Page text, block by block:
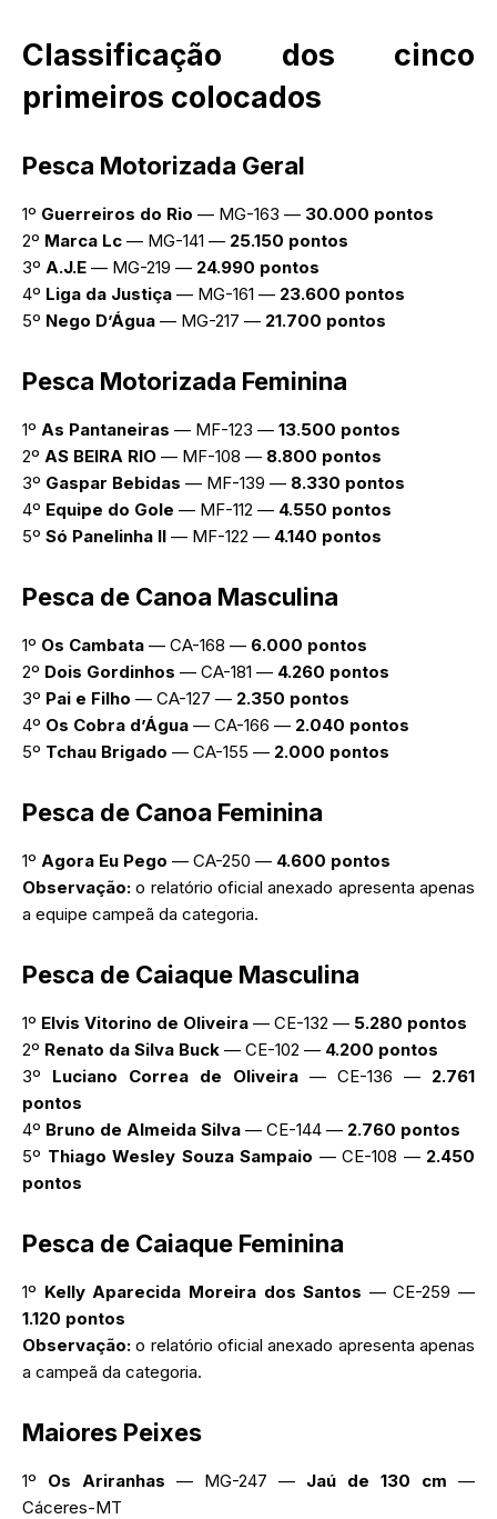
Classificação dos cinco
primeiros colocados
Pesca Motorizada Geral
1º Guerreiros do Rio — MG-163 — 30.000 pontos
2º Marca Lc — MG-141 — 25.150 pontos
3º A.J.E — MG-219 — 24.990 pontos
4º Liga da Justiça — MG-161 — 23.600 pontos
5º Nego D’Água — MG-217 — 21.700 pontos
Pesca Motorizada Feminina
1º As Pantaneiras — MF-123 — 13.500 pontos
2º AS BEIRA RIO — MF-108 — 8.800 pontos
3º Gaspar Bebidas — MF-139 — 8.330 pontos
4º Equipe do Gole — MF-112 — 4.550 pontos
5º Só Panelinha II — MF-122 — 4.140 pontos
Pesca de Canoa Masculina
1º Os Cambata — CA-168 — 6.000 pontos
2º Dois Gordinhos — CA-181 — 4.260 pontos
3º Pai e Filho — CA-127 — 2.350 pontos
4º Os Cobra d’Água — CA-166 — 2.040 pontos
5º Tchau Brigado — CA-155 — 2.000 pontos
Pesca de Canoa Feminina
1º Agora Eu Pego — CA-250 — 4.600 pontos
Observação: o relatório oficial anexado apresenta apenas
a equipe campeã da categoria.
Pesca de Caiaque Masculina
1º Elvis Vitorino de Oliveira — CE-132 — 5.280 pontos
2º Renato da Silva Buck — CE-102 — 4.200 pontos
3º Luciano Correa de Oliveira — CE-136 — 2.761
pontos
4º Bruno de Almeida Silva — CE-144 — 2.760 pontos
5º Thiago Wesley Souza Sampaio — CE-108 — 2.450
pontos
Pesca de Caiaque Feminina
1º Kelly Aparecida Moreira dos Santos — CE-259 —
1.120 pontos
Observação: o relatório oficial anexado apresenta apenas
a campeã da categoria.
Maiores Peixes
1º Os Ariranhas — MG-247 — Jaú de 130 cm —
Cáceres-MT